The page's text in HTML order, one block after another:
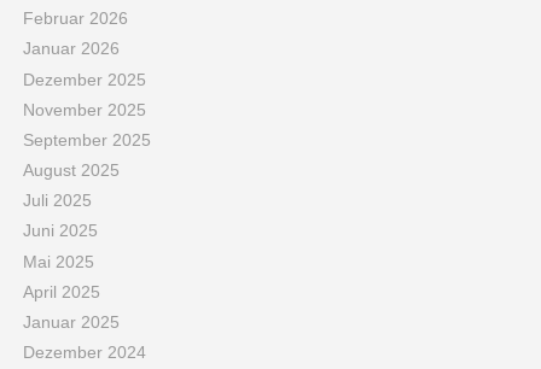
Februar 2026
Januar 2026
Dezember 2025
November 2025
September 2025
August 2025
Juli 2025
Juni 2025
Mai 2025
April 2025
Januar 2025
Dezember 2024